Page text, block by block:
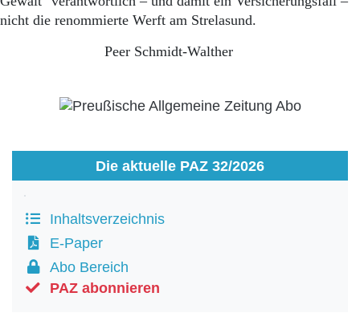
nicht die renommierte Werft am Strelasund.
Peer Schmidt-Walther
Die aktuelle PAZ 32/2026
Inhaltsverzeichnis
E-Paper
Abo Bereich
PAZ abonnieren